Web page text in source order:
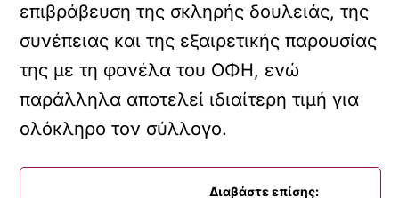
επιβράβευση της σκληρής δουλειάς, της
συνέπειας και της εξαιρετικής παρουσίας
της με τη φανέλα του ΟΦΗ, ενώ
παράλληλα αποτελεί ιδιαίτερη τιμή για
ολόκληρο τον σύλλογο.
Διαβάστε επίσης: